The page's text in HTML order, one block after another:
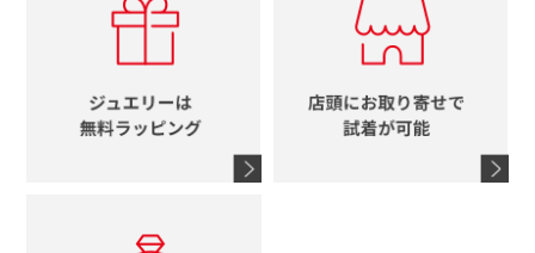
ブルガリ
グッチ
コーチ
ブランドアイテムをすべて見る
時計をすべて見る
ルイヴィトン
エルメス
シャネル
イニシャル